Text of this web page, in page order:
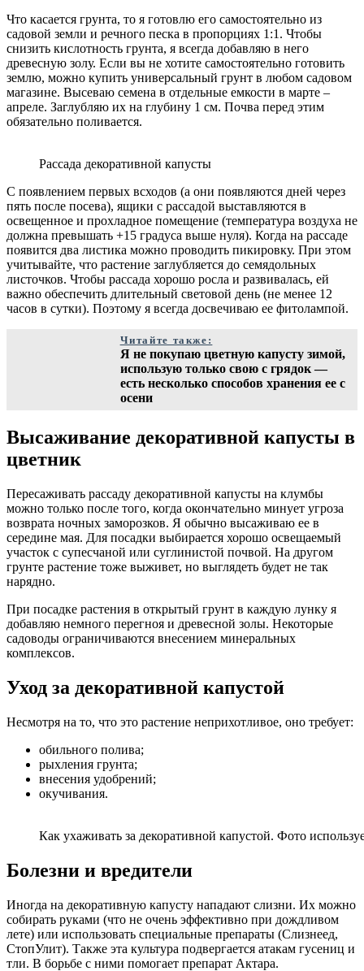
Что касается грунта, то я готовлю его самостоятельно из
садовой земли и речного песка в пропорциях 1:1. Чтобы
снизить кислотность грунта, я всегда добавляю в него
древесную золу. Если вы не хотите самостоятельно готовить
землю, можно купить универсальный грунт в любом садовом
магазине. Высеваю семена в отдельные емкости в марте –
апреле. Заглубляю их на глубину 1 см. Почва перед этим
обязательно поливается.
Рассада декоративной капусты
С появлением первых всходов (а они появляются дней через
пять после посева), ящики с рассадой выставляются в
освещенное и прохладное помещение (температура воздуха не
должна превышать +15 градуса выше нуля). Когда на рассаде
появится два листика можно проводить пикировку. При этом
учитывайте, что растение заглубляется до семядольных
листочков. Чтобы рассада хорошо росла и развивалась, ей
важно обеспечить длительный световой день (не менее 12
часов в сутки). Поэтому я всегда досвечиваю ее фитолампой.
Читайте также:
Я не покупаю цветную капусту зимой,
использую только свою с грядок —
есть несколько способов хранения ее с
осени
Высаживание декоративной капусты в
цветник
Пересаживать рассаду декоративной капусты на клумбы
можно только после того, когда окончательно минует угроза
возврата ночных заморозков. Я обычно высаживаю ее в
середине мая. Для посадки выбирается хорошо освещаемый
участок с супесчаной или суглинистой почвой. На другом
грунте растение тоже выживет, но выглядеть будет не так
нарядно.
При посадке растения в открытый грунт в каждую лунку я
добавляю немного перегноя и древесной золы. Некоторые
садоводы ограничиваются внесением минеральных
комплексов.
Уход за декоративной капустой
Несмотря на то, что это растение неприхотливое, оно требует:
обильного полива;
рыхления грунта;
внесения удобрений;
окучивания.
Как ухаживать за декоративной капустой. Фото
Болезни и вредители
Иногда на декоративную капусту нападают слизни. Их можно
собирать руками (что не очень эффективно при дождливом
лете) или использовать специальные препараты (Слизнеед,
СтопУлит). Также эта культура подвергается атакам гусениц и
тли. В борьбе с ними помогает препарат Актара.